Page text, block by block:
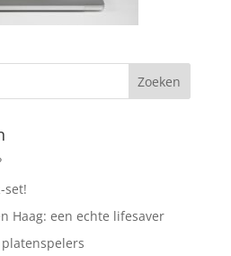
set!
Haag: een echte lifesaver